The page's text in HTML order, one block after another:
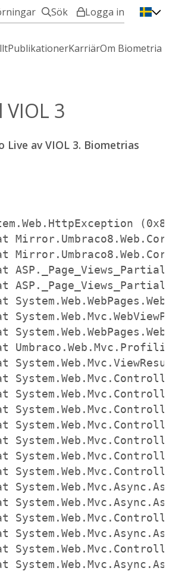
Sök Logga in
3 - Min användare
Mina sidor
PublikationerKarriärOm Biometria
3
av VIOL 3. Biometrias